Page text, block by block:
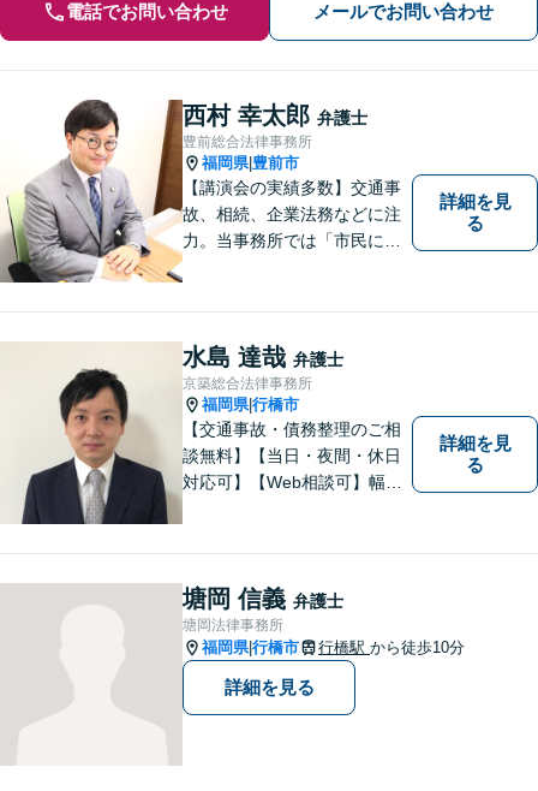
電話でお問い合わせ メールでお問い合わせ
西村 幸太郎 弁護士
豊前総合法律事務所
福岡県| 豊前市
【講演会の実績多数】交通事
故、相続、企業法務などに注
力。当事務所では「市民に力
さまが前向きに人生を歩んで
いけるよう、全力でサポート
します。お気軽にご相談くだ
さい【休日面談可】【完全個
室】
詳細を見
る
水島 達哉 弁護士
京築総合法律事務所
福岡県|行橋市
【交通事故・債務整理のご相
談無料】【当日・夜間・休日
対応可】【Web相談可】幅広
い。
詳細を見
る
塘岡 信義 弁護士
塘岡法律事務所
福岡県|行橋市 行橋駅 から徒歩10分
詳細を見る